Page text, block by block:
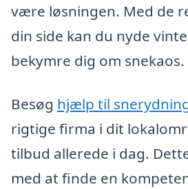
være løsningen. Med de
din side kan du nyde
bekymre dig om snekaos.
Besøg hjælp til
rigtige firma i dit
tilbud allerede i dag.
med at finde en